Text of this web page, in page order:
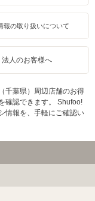
報の取り扱いについて
法人のお客様へ
千葉県）周辺店舗のお得
確認できます。 Shufoo!
情報を、手軽にご確認い